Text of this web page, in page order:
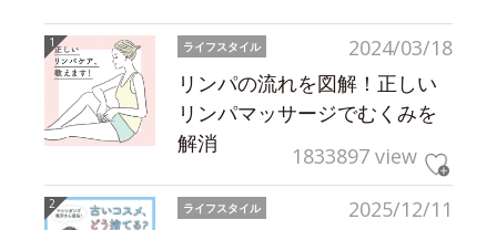
2024/03/18
ライフスタイル
リンパの流れを図解！正しい
リンパマッサージでむくみを
解消
1833897 view
2025/12/11
ライフスタイル